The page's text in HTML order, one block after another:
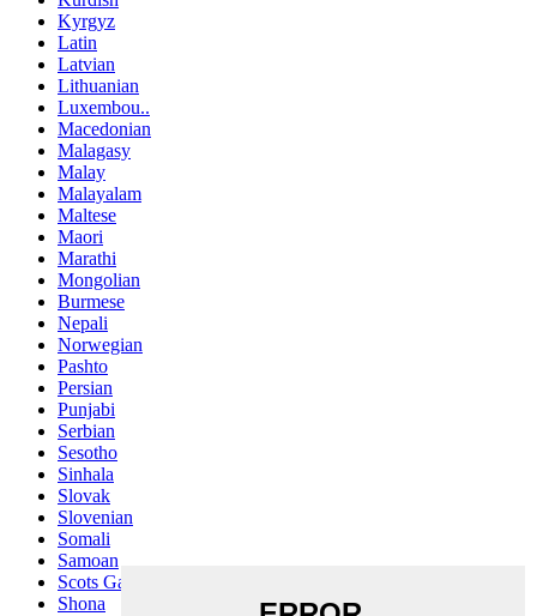
Kyrgyz
Latin
Latvian
Lithuanian
Luxembou..
Macedonian
Malagasy
Malay
Malayalam
Maltese
Maori
Marathi
Mongolian
Burmese
Nepali
Norwegian
Pashto
Persian
Punjabi
Serbian
Sesotho
Sinhala
Slovak
Slovenian
Somali
Samoan
Scots Gaelic
Shona